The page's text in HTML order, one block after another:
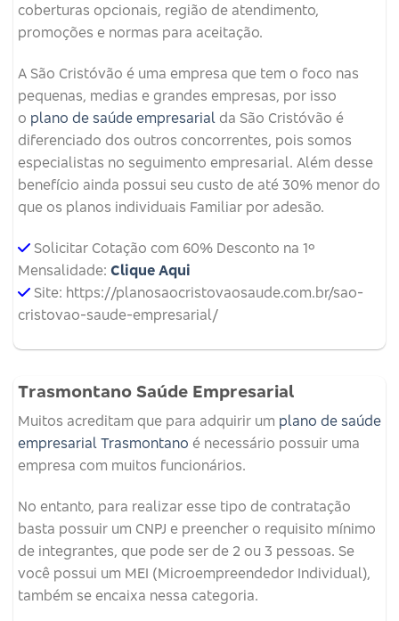
coberturas opcionais, região de atendimento,
promoções e normas para aceitação.
A São Cristóvão é uma empresa que tem o foco nas
pequenas, medias e grandes empresas, por isso
o plano de saúde empresarial da São Cristóvão é
diferenciado dos outros concorrentes, pois somos
especialistas no seguimento empresarial. Além desse
benefício ainda possui seu custo de até 30% menor do
que os planos individuais Familiar por adesão.
Solicitar Cotação com 60% Desconto na 1º
Mensalidade: Clique Aqui
Site: https://planosaocristovaosaude.com.br/sao-
cristovao-saude-empresarial/
Trasmontano Saúde Empresarial
Muitos acreditam que para adquirir um plano de saúde
empresarial Trasmontano é necessário possuir uma
empresa com muitos funcionários.
No entanto, para realizar esse tipo de contratação
basta possuir um CNPJ e preencher o requisito mínimo
de integrantes, que pode ser de 2 ou 3 pessoas. Se
você possui um MEI (Microempreendedor Individual),
também se encaixa nessa categoria.